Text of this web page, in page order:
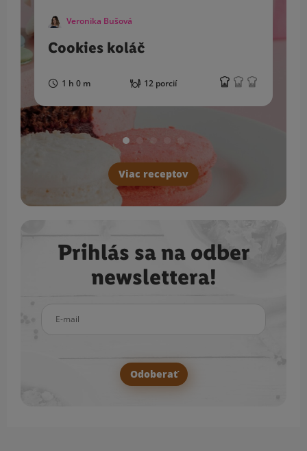
Veronika Bušová
Cookies koláč
1 h 0 m 12 porcií
Viac receptov
Prihlás sa na odber
newslettera!
Odoberať